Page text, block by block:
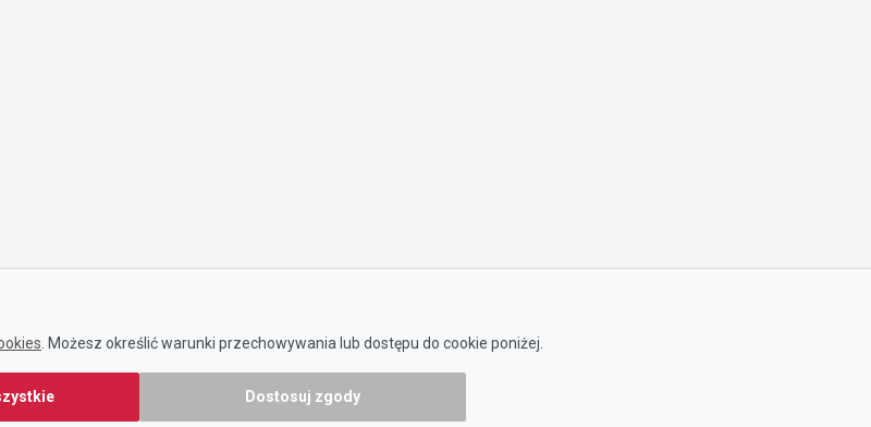
. Możesz określić warunki przechowywania lub dostępu do cookie poniżej.
Dostosuj zgody